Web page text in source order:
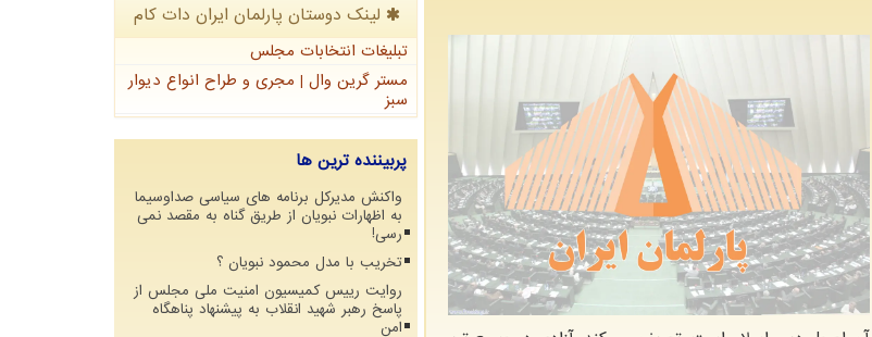
لینک دوستان پارلمان ایران دات كام
تبلیغات انتخابات مجلس
مستر گرین وال | مجری و طراح انواع دیوار
سبز
پربیننده ترین ها
واکنش مدیرکل برنامه های سیاسی صداوسیما
به اظهارات نبویان از طریق گناه به مقصد نمی
رسی!
تخریب با مدل محمود نبویان ؟
روایت رییس کمیسیون امنیت ملی مجلس از
پاسخ رهبر شهید انقلاب به پیشنهاد پناهگاه
امن